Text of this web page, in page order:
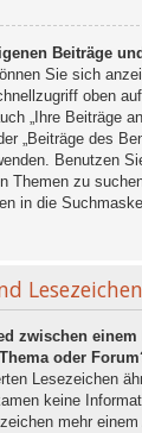
Beiträge
Sie sich
oben
„Ihre Beiträge
„Beiträge des
Benutzen
Themen zu
in die
Lesezeichen
zwischen
oder
Lesezeichen
keine
mehr